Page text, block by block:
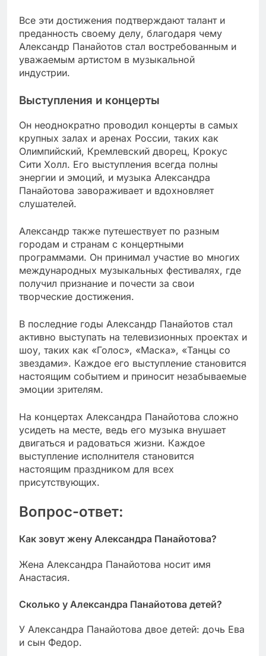
Все эти достижения подтверждают талант и
преданность своему делу, благодаря чему
Александр Панайотов стал востребованным и
уважаемым артистом в музыкальной
индустрии.
Выступления и концерты
Он неоднократно проводил концерты в самых
крупных залах и аренах России, таких как
Олимпийский, Кремлевский дворец, Крокус
Сити Холл. Его выступления всегда полны
энергии и эмоций, и музыка Александра
Панайотова завораживает и вдохновляет
слушателей.
Александр также путешествует по разным
городам и странам с концертными
программами. Он принимал участие во многих
международных музыкальных фестивалях, где
получил признание и почести за свои
творческие достижения.
В последние годы Александр Панайотов стал
активно выступать на телевизионных проектах и
шоу, таких как «Голос», «Маска», «Танцы со
звездами». Каждое его выступление становится
настоящим событием и приносит незабываемые
эмоции зрителям.
На концертах Александра Панайотова сложно
усидеть на месте, ведь его музыка внушает
двигаться и радоваться жизни. Каждое
выступление исполнителя становится
настоящим праздником для всех
присутствующих.
Вопрос-ответ:
Как зовут жену Александра Панайотова?
Жена Александра Панайотова носит имя
Анастасия.
Сколько у Александра Панайотова детей?
У Александра Панайотова двое детей: дочь Ева
и сын Федор.